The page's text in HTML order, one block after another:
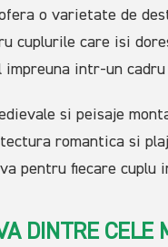
o varietate de
cuplurile care isi
impreuna intr-un
si peisaje
romantica si
pentru fiecare cuplu
DINTRE CELE